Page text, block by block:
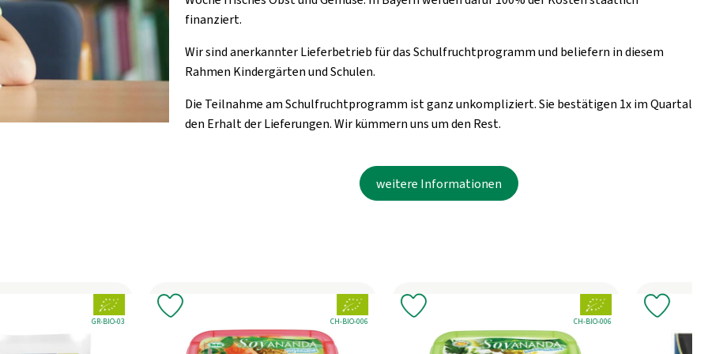
finanziert.
Wir sind anerkannter Lieferbetrieb für das Schulfruchtprogramm und beliefern in diesem
Rahmen Kindergärten und Schulen.
Die Teilnahme am Schulfruchtprogramm ist ganz unkompliziert. Sie bestätigen 1x im Quartal
den Erhalt der Lieferungen. Wir kümmern uns um den Rest.
weitere Informationen
, Verband:
, Kontrollstelle:
CH-BIO-006
hinzufügen , Verband:
, Kontrollstelle:
CH-BIO-006
Produkt zu Favouriten hinzufügen , Verband:
, Kontrollstelle:
DE-ÖKO-007
Produkt zu Favouriten hinzufügen